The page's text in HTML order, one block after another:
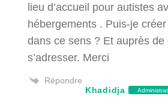
lieu d’accueil pour autistes
hébergements . Puis-je
dans ce sens ? Et auprès de
s’adresser. Merci
Répondre
Khadidja